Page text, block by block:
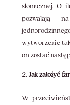
słonecznej. O
pozwalają
wytworzenie
on zostać
Jak założyć
W